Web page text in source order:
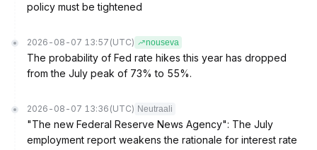
policy must be tightened
2026-08-07 13:57 (UTC) nouseva
The probability of Fed rate hikes this year has dropped
from the July peak of 73% to 55%.
2026-08-07 13:36 (UTC) Neutraali
"The new Federal Reserve News Agency": The July
employment report weakens the rationale for interest rate